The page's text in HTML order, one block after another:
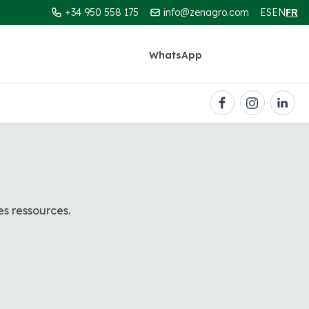
+34 950 558 175 info@zenagro.com ESENFR
WhatsApp
ressources.